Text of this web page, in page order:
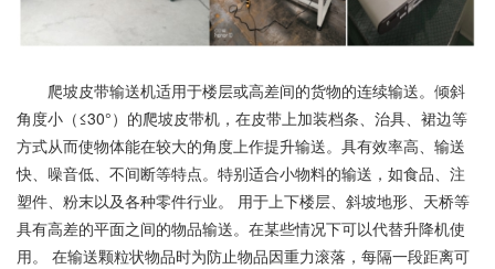
爬坡皮带输送机适用于楼层或高差间的货物的连续输送。倾斜
角度小（≤30°）的爬坡皮带机，在皮带上加装档条、治具、裙边等
方式从而使物体能在较大的角度上作提升输送。具有效率高、输送
快、噪音低、不间断等特点。特别适合小物料的输送，如食品、注
塑件、粉末以及各种零件行业。 用于上下楼层、斜坡地形、天桥等
具有高差的平面之间的物品输送。在某些情况下可以代替升降机使
用。 在输送颗粒状物品时为防止物品因重力滚落，每隔一段距离可